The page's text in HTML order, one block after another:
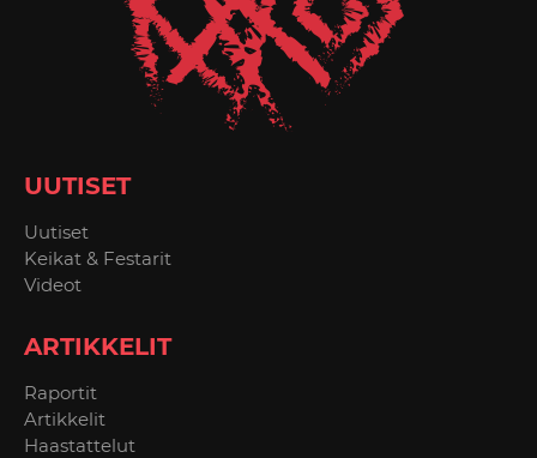
UUTISET
Uutiset
Keikat & Festarit
Videot
ARTIKKELIT
Raportit
Artikkelit
Haastattelut